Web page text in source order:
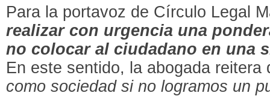
Para la portavoz de Círculo Legal
realizar con urgencia una
no colocar al ciudadano en una
En este sentido, la abogada reitera
como sociedad si no logramos un